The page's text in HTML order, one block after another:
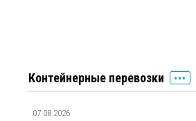
Контейнерные перевозки
07.08.2026